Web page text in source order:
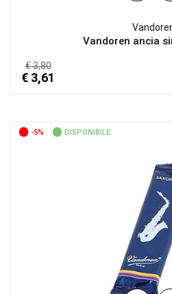
Vandoren ancia
€ 3,80
€ 3,61
-5% DISPONIBILE